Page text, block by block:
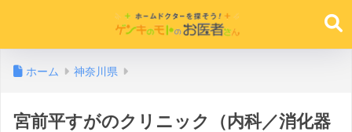
ホーム 神奈川県
宮前平すがのクリニック（内科／消化器